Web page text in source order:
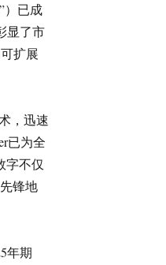
）已成
显了市
扩展
，迅速
已为全
字不仅
锋地
年期